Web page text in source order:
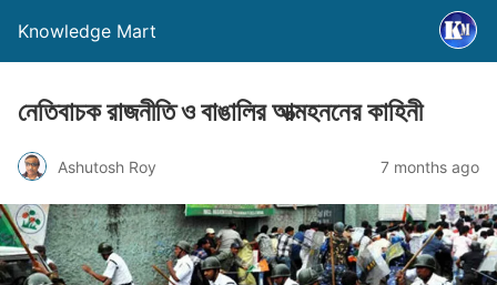
Knowledge Mart
নেতিবাচক রাজনীতি ও বাঙালির আত্মহননের কাহিনী
Ashutosh Roy 7 months ago